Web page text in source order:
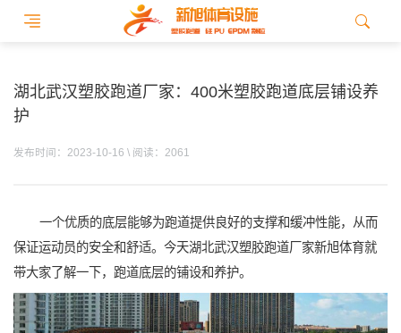
湖北武汉塑胶跑道厂家：400米塑胶跑道底层铺设养
护
发布时间：2023-10-16 \ 阅读：2061
一个优质的底层能够为跑道提供良好的支撑和缓冲性能，从而
保证运动员的安全和舒适。今天湖北武汉塑胶跑道厂家新旭体育就
带大家了解一下，跑道底层的铺设和养护。